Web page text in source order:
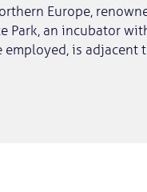
Europe,
Park, an incubator
is adjacent